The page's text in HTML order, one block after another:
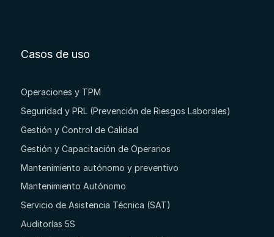
Casos de uso
Operaciones y TPM
Seguridad y PRL (Prevención de Riesgos Laborales)
Gestión y Control de Calidad
Gestión y Capacitación de Operarios
Mantenimiento autónomo y preventivo
Mantenimiento Autónomo
Servicio de Asistencia Técnica (SAT)
Auditorías 5S